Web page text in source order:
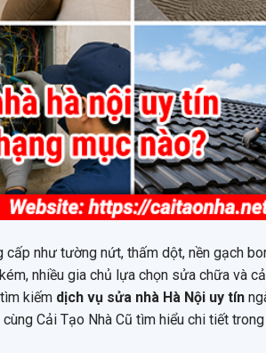
như tường nứt, thấm dột, nền gạch
nhiều gia chủ lựa chọn sửa chữa và
kiếm dịch vụ sửa nhà Hà Nội uy tín
Cải Tạo Nhà Cũ tìm hiểu chi tiết